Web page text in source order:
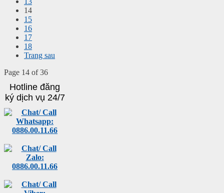
14
15
16
17
18
Trang sau
Page 14 of 36
Hotline đăng
ký dịch vụ 24/7